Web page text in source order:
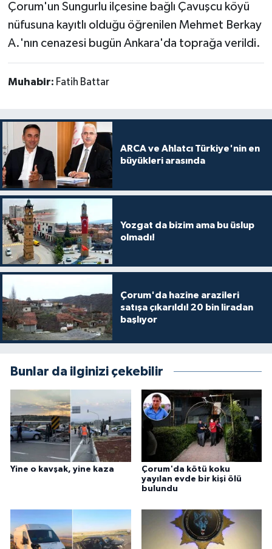
Çorum'un Sungurlu ilçesine bağlı Çavuşcu köyü
nüfusuna kayıtlı olduğu öğrenilen Mehmet Berkay
A.'nın cenazesi bugün Ankara'da toprağa verildi.
Muhabir: Fatih Battar
ARCA ve Ahlatcı Türkiye'nin en
büyükleri arasında
Yozgat da bizim ama bu üslup
olmadı!
Çorum'da hazine arazileri
satışa çıkarıldı! 20 bin liradan
başlıyor
Bunlar da ilginizi çekebilir
Yine o kavşak, yine kaza
Çorum'da kötü koku
yayılan evde bir kişi ölü
bulundu